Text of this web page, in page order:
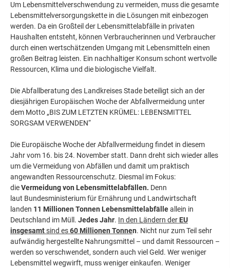
Um Lebensmittelverschwendung zu vermeiden, muss die gesamte
Lebensmittelversorgungskette in die Lösungen mit einbezogen
werden. Da ein Großteil der Lebensmittelabfälle in privaten
Haushalten entsteht, können Verbraucherinnen und Verbraucher
durch einen wertschätzenden Umgang mit Lebensmitteln einen
großen Beitrag leisten. Ein nachhaltiger Konsum schont wertvolle
Ressourcen, Klima und die biologische Vielfalt.
Die Abfallberatung des Landkreises Stade beteiligt sich an der
diesjährigen Europäischen Woche der Abfallvermeidung unter
dem Motto „BIS ZUM LETZTEN KRÜMEL: LEBENSMITTEL
SORGSAM VERWENDEN“
Die Europäische Woche der Abfallvermeidung findet in diesem
Jahr vom 16. bis 24. November statt. Dann dreht sich wieder alles
um die Vermeidung von Abfällen und damit um praktisch
angewandten Ressourcenschutz. Diesmal im Fokus:
dieVermeidung von Lebensmittelabfällen. Denn
laut Bundesministerium für Ernährung und Landwirtschaft
landen 11 Millionen Tonnen Lebensmittelabfälleallein in
Deutschland im Müll. Jedes Jahr. In den Ländern der EU
insgesamtsind es60 Millionen Tonnen. Nicht nur zum Teil sehr
aufwändig hergestellte Nahrungsmittel – und damit Ressourcen –
werden so verschwendet, sondern auch viel Geld. Wer weniger
Lebensmittel wegwirft, muss weniger einkaufen. Weniger